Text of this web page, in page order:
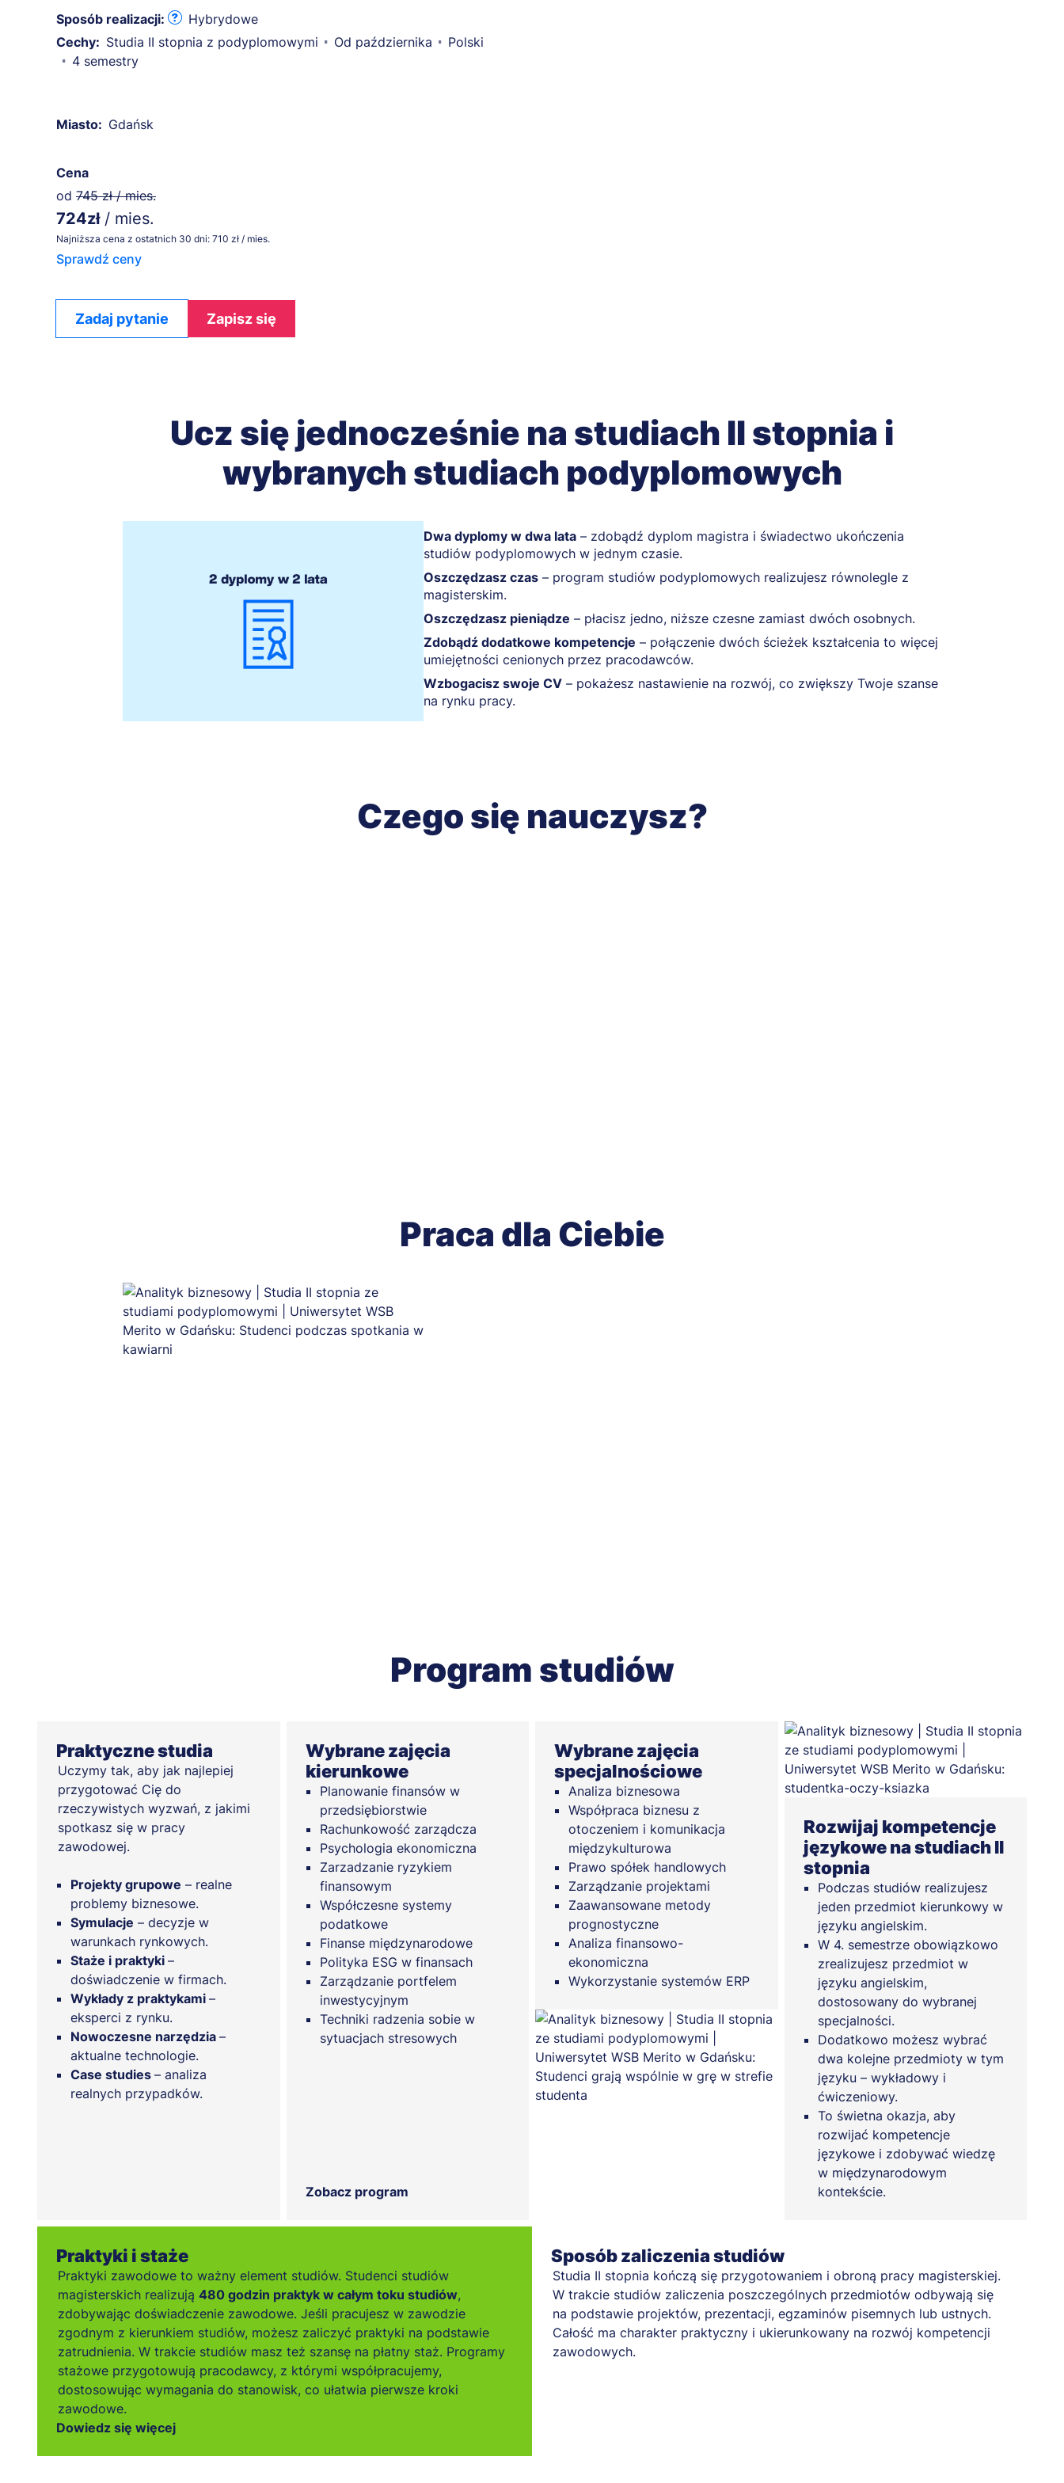
Sposób realizacji:
Hybrydowe
Cechy: Studia II stopnia z podyplomowymi Od października
Polski
4 semestry
Miasto: Gdańsk
Cena
od 745 zł / mies.
724zł / mies.
Najniższa cena z ostatnich 30 dni: 710 zł / mies.
Sprawdź ceny
Zadaj pytanie Zapisz się
Ucz się jednocześnie na studiach II stopnia i
wybranych studiach podyplomowych
Dwa dyplomy w dwa lata – zdobądź dyplom magistra i świadectwo ukończenia
studiów podyplomowych w jednym czasie.
Oszczędzasz czas – program studiów podyplomowych realizujesz równolegle z
magisterskim.
Oszczędzasz pieniądze – płacisz jedno, niższe czesne zamiast dwóch osobnych.
Zdobądź dodatkowe kompetencje – połączenie dwóch ścieżek kształcenia to więcej
umiejętności cenionych przez pracodawców.
Wzbogacisz swoje CV – pokażesz nastawienie na rozwój, co zwiększy Twoje szanse
na rynku pracy.
Czego się nauczysz?
Praca dla Ciebie
Program studiów
Praktyczne studia
Uczymy tak, aby jak najlepiej
przygotować Cię do
rzeczywistych wyzwań, z jakimi
spotkasz się w pracy
zawodowej.
Projekty grupowe – realne
problemy biznesowe.
Symulacje – decyzje w
warunkach rynkowych.
Staże i praktyki –
doświadczenie w firmach.
Wykłady z praktykami –
eksperci z rynku.
Nowoczesne narzędzia –
aktualne technologie.
Case studies – analiza
realnych przypadków.
Wybrane zajęcia
kierunkowe
Planowanie finansów w
przedsiębiorstwie
Rachunkowość zarządcza
Psychologia ekonomiczna
Zarzadzanie ryzykiem
finansowym
Współczesne systemy
podatkowe
Finanse międzynarodowe
Polityka ESG w finansach
Zarządzanie portfelem
inwestycyjnym
Techniki radzenia sobie w
sytuacjach stresowych
Zobacz program
Wybrane zajęcia
specjalnościowe
Analiza biznesowa
Współpraca biznesu z
otoczeniem i komunikacja
międzykulturowa
Prawo spółek handlowych
Zarządzanie projektami
Zaawansowane metody
prognostyczne
Analiza finansowo-
ekonomiczna
Wykorzystanie systemów ERP
Rozwijaj kompetencje
językowe na studiach II
stopnia
Podczas studiów realizujesz
jeden przedmiot kierunkowy w
języku angielskim.
W 4. semestrze obowiązkowo
zrealizujesz przedmiot w
języku angielskim,
dostosowany do wybranej
specjalności.
Dodatkowo możesz wybrać
dwa kolejne przedmioty w tym
języku – wykładowy i
ćwiczeniowy.
To świetna okazja, aby
rozwijać kompetencje
językowe i zdobywać wiedzę
w międzynarodowym
kontekście.
Praktyki i staże
Praktyki zawodowe to ważny element studiów. Studenci studiów
magisterskich realizują 480 godzin praktyk w całym toku studiów,
zdobywając doświadczenie zawodowe. Jeśli pracujesz w zawodzie
zgodnym z kierunkiem studiów, możesz zaliczyć praktyki na podstawie
zatrudnienia. W trakcie studiów masz też szansę na płatny staż. Programy
stażowe przygotowują pracodawcy, z którymi współpracujemy,
dostosowując wymagania do stanowisk, co ułatwia pierwsze kroki
zawodowe.
Dowiedz się więcej
Sposób zaliczenia studiów
Studia II stopnia kończą się przygotowaniem i obroną pracy magisterskiej.
W trakcie studiów zaliczenia poszczególnych przedmiotów odbywają się
na podstawie projektów, prezentacji, egzaminów pisemnych lub ustnych.
Całość ma charakter praktyczny i ukierunkowany na rozwój kompetencji
zawodowych.